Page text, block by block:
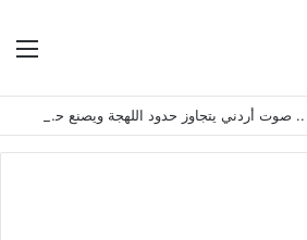
العنوان عبدالله هاديه .. صوت أردني يتجاوز حدود اللهجة ويصنع حضوره الخاص